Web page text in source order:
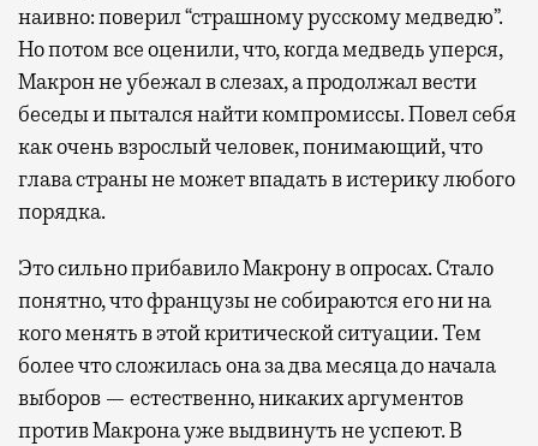
наивно: поверил “страшному русскому медведю”.
Но потом все оценили, что, когда медведь уперся,
Макрон не убежал в слезах, а продолжал вести
беседы и пытался найти компромиссы. Повел себя
как очень взрослый человек, понимающий, что
глава страны не может впадать в истерику любого
порядка.
Это сильно прибавило Макрону в опросах. Стало
понятно, что французы не собираются его ни на
кого менять в этой критической ситуации. Тем
более что сложилась она за два месяца до начала
выборов — естественно, никаких аргументов
против Макрона уже выдвинуть не успеют. В